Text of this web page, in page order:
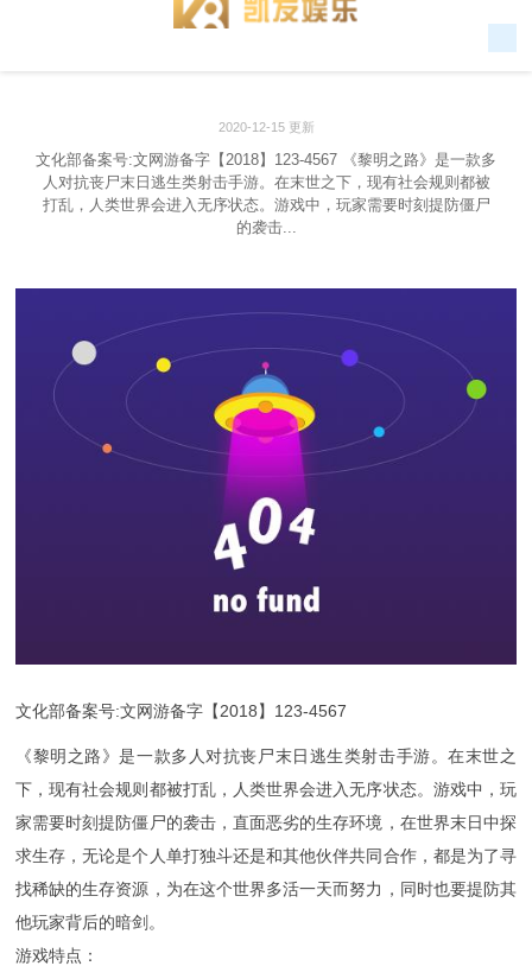
2020-12-15 更新
文化部备案号:文网游备字【2018】123-4567 《黎明之路》是一款多
人对抗丧尸末日逃生类射击手游。在末世之下，现有社会规则都被
打乱，人类世界会进入无序状态。游戏中，玩家需要时刻提防僵尸
的袭击...
文化部备案号:文网游备字【2018】123-4567
《黎明之路》是一款多人对抗丧尸末日逃生类射击手游。在末世之
下，现有社会规则都被打乱，人类世界会进入无序状态。游戏中，玩
家需要时刻提防僵尸的袭击，直面恶劣的生存环境，在世界末日中探
求生存，无论是个人单打独斗还是和其他伙伴共同合作，都是为了寻
找稀缺的生存资源，为在这个世界多活一天而努力，同时也要提防其
他玩家背后的暗剑。
游戏特点：